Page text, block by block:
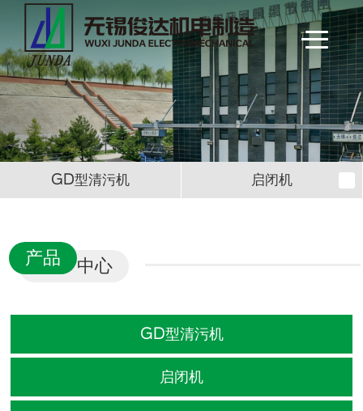
GD型清污机 启闭机
产品 中心
GD型清污机
启闭机